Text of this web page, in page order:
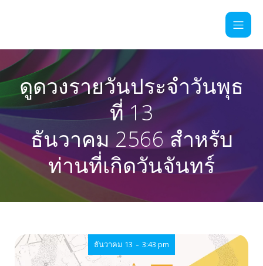
ดูดวงรายวันประจำวันพุธ
ที่ 13
ธันวาคม 2566 สำหรับ
ท่านที่เกิดวันจันทร์
ธันวาคม 13 - 3:43 pm